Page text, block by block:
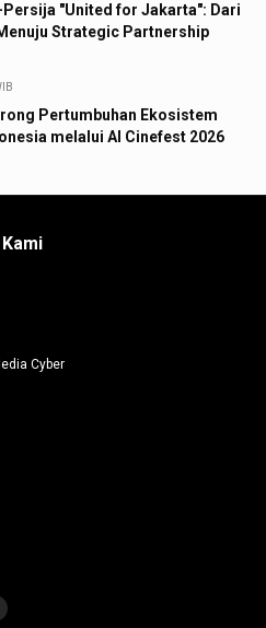
"United for Jakarta": Dari
Strategic Partnership
Pertumbuhan Ekosistem
melalui AI Cinefest 2026
Cyber